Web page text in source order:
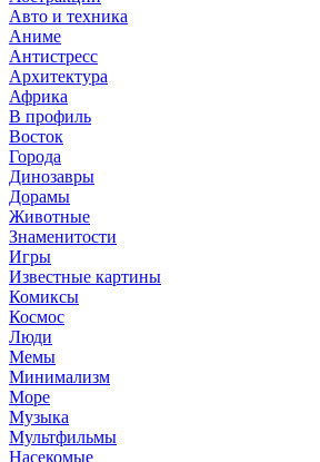
Авто и техника
Аниме
Антистресс
Архитектура
Африка
В профиль
Восток
Города
Динозавры
Дорамы
Животные
Знаменитости
Игры
Известные картины
Комиксы
Космос
Люди
Мемы
Минимализм
Море
Музыка
Мультфильмы
Насекомые